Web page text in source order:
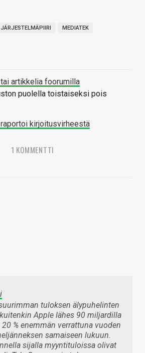
JÄRJESTELMÄPIIRI MEDIATEK
artikkelia foorumilla
puolella toistaiseksi pois
kirjoitusvirheestä
1 KOMMENTTI
tuloksen älypuhelinten
Apple lähes 90 miljardilla
% enemmän verrattuna vuoden
samaiseen lukuun.
sijalla myyntituloissa olivat